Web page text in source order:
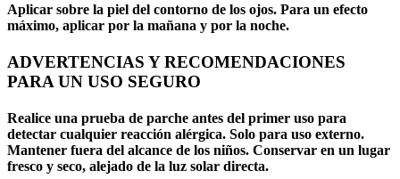
Aplicar sobre la piel del contorno de los ojos. Para un efecto
máximo, aplicar por la mañana y por la noche.
ADVERTENCIAS Y RECOMENDACIONES
PARA UN USO SEGURO
Realice una prueba de parche antes del primer uso para
detectar cualquier reacción alérgica. Solo para uso externo.
Mantener fuera del alcance de los niños. Conservar en un lugar
fresco y seco, alejado de la luz solar directa.